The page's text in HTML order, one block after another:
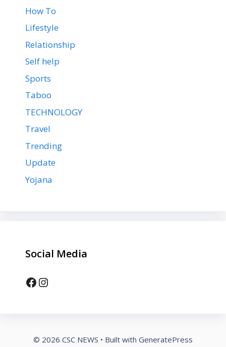
How To
Lifestyle
Relationship
Self help
Sports
Taboo
TECHNOLOGY
Travel
Trending
Update
Yojana
Social Media
Facebook
Instagram
© 2026 CSC NEWS • Built with GeneratePress